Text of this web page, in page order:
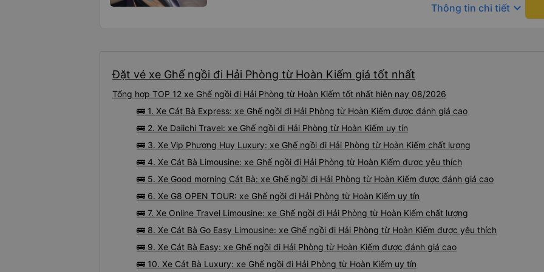
Thông tin chi tiết keyboard_arrow_down
Đặt vé xe Ghế ngồi đi Hải Phòng từ Hoàn Kiếm giá tốt nhất
Tổng hợp TOP 12 xe Ghế ngồi đi Hải Phòng từ Hoàn Kiếm tốt nhất hiện nay 08/2026
🚌 1. Xe Cát Bà Express: xe Ghế ngồi đi Hải Phòng từ Hoàn Kiếm được đánh giá cao
🚌 2. Xe Daiichi Travel: xe Ghế ngồi đi Hải Phòng từ Hoàn Kiếm uy tín
🚌 3. Xe Vip Phương Huy Luxury: xe Ghế ngồi đi Hải Phòng từ Hoàn Kiếm chất lượng
🚌 4. Xe Cát Bà Limousine: xe Ghế ngồi đi Hải Phòng từ Hoàn Kiếm được yêu thích
🚌 5. Xe Good morning Cát Bà: xe Ghế ngồi đi Hải Phòng từ Hoàn Kiếm được đánh giá cao
🚌 6. Xe G8 OPEN TOUR: xe Ghế ngồi đi Hải Phòng từ Hoàn Kiếm uy tín
🚌 7. Xe Online Travel Limousine: xe Ghế ngồi đi Hải Phòng từ Hoàn Kiếm chất lượng
🚌 8. Xe Cát Bà Go Easy Limousine: xe Ghế ngồi đi Hải Phòng từ Hoàn Kiếm được yêu thích
🚌 9. Xe Cát Bà Easy: xe Ghế ngồi đi Hải Phòng từ Hoàn Kiếm được đánh giá cao
🚌 10. Xe Cát Bà Luxury: xe Ghế ngồi đi Hải Phòng từ Hoàn Kiếm uy tín